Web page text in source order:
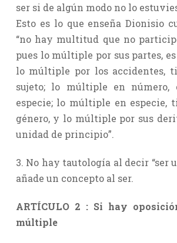
ser si de algún modo no lo
Esto es lo que enseña Dionisio
“no hay multitud que no
pues lo múltiple por sus partes,
lo múltiple por los accidentes,
sujeto; lo múltiple en número,
especie; lo múltiple en especie,
género, y lo múltiple por sus
unidad de principio”.
3. No hay tautología al decir “ser
añade un concepto al ser.
ARTÍCULO 2 : Si hay
múltiple